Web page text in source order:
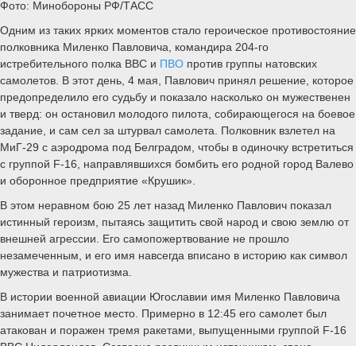
Фото: Минобороны РФ/ТАСС
Одним из таких ярких моментов стало героическое противостояние
полковника Миленко Павловича, командира 204-го
истребительного полка ВВС и ПВО против группы натовских
самолетов. В этот день, 4 мая, Павлович принял решение, которое
предопределило его судьбу и показало насколько он мужественен
и тверд: он остановил молодого пилота, собирающегося на боевое
задание, и сам сел за штурвал самолета. Полковник взлетел на
МиГ-29 с аэродрома под Белградом, чтобы в одиночку встретиться
с группой F-16, направлявшихся бомбить его родной город Валево
и оборонное предприятие «Крушик».
В этом неравном бою 25 лет назад Миленко Павлович показал
истинный героизм, пытаясь защитить свой народ и свою землю от
внешней агрессии. Его самопожертвование не прошло
незамеченным, и его имя навсегда вписано в историю как символ
мужества и патриотизма.
В истории военной авиации Югославии имя Миленко Павловича
занимает почетное место. Примерно в 12:45 его самолет был
атакован и поражен тремя ракетами, выпущенными группой F-16